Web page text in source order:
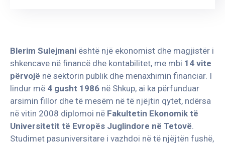
Blerim Sulejmani është një ekonomist dhe magjistër i
shkencave në financë dhe kontabilitet, me mbi 14 vite
përvojë në sektorin publik dhe menaxhimin financiar. I
lindur më 4 gusht 1986 në Shkup, ai ka përfunduar
arsimin fillor dhe të mesëm në të njëjtin qytet, ndërsa
në vitin 2008 diplomoi në Fakultetin Ekonomik të
Universitetit të Evropës Juglindore në Tetovë.
Studimet pasuniversitare i vazhdoi në të njëjtën fushë,